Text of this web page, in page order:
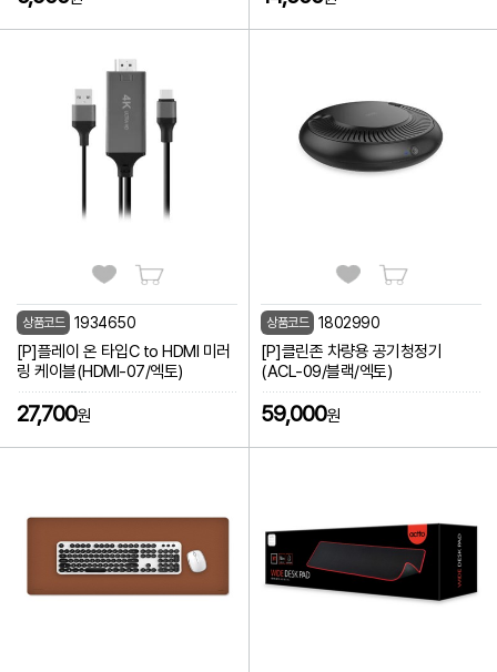
상품코드 1934650
[P]플레이 온 타입C to HDMI 미러
링 케이블(HDMI-07/엑토)
27,700원
상품코드 1802990
[P]클린존 차량용 공기청정기
(ACL-09/블랙/엑토)
59,000원